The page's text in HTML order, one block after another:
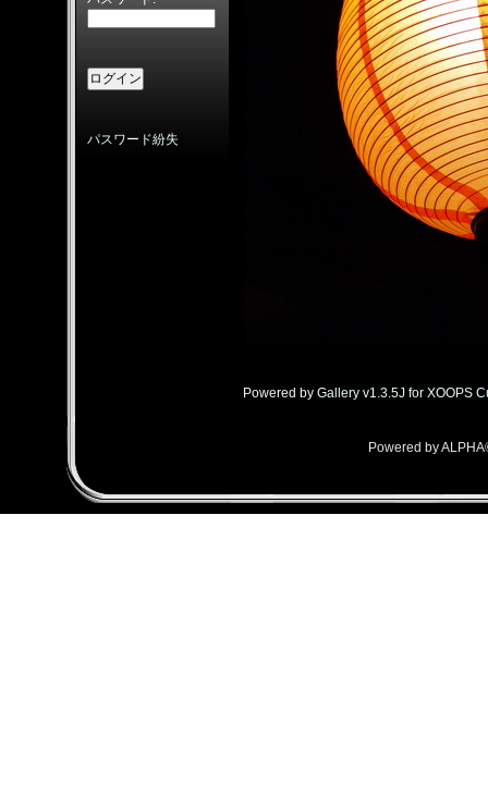
Powered by Gallery v1.3.5J for XOOPS
パスワード紛失
Powered by